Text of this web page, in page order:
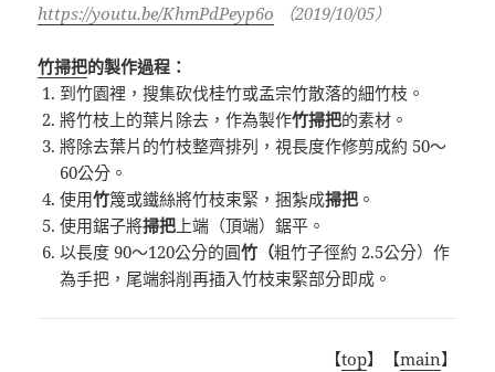
https://youtu.be/KhmPdPeyp6o
（2019/10/05）
竹掃把的製作過程：
到竹園裡，搜集砍伐桂竹或孟宗竹散落的細竹枝。
將竹枝上的葉片除去，作為製作竹掃把的素材。
將除去葉片的竹枝整齊排列，視長度作修剪成約 50～
60公分。
使用竹篾或鐵絲將竹枝束緊，捆紮成掃把 。
使用鋸子將掃把 上端（頂端）鋸平。
以長度 90～120公分的圓竹（粗竹子徑約 2.5公分）作
為手把，尾端斜削再插入竹枝束緊部分即成。
【top】【main】